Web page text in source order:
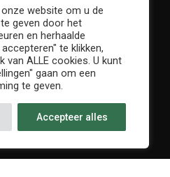
website om u de
geven door het
en herhaalde
te klikken,
van ALLE cookies. U kunt
gaan om een
te geven.
Accepteer alles